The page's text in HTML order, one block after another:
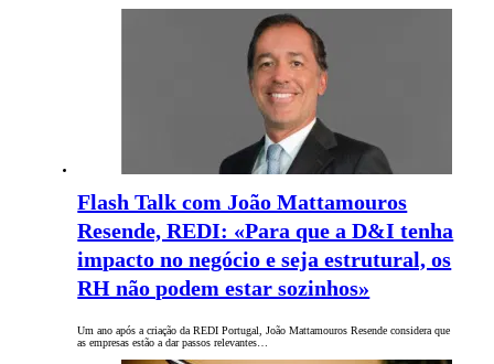
Flash Talk com João Mattamouros
Resende, REDI: «Para que a D&I tenha
impacto no negócio e seja estrutural, os
RH não podem estar sozinhos»
Um ano após a criação da REDI Portugal, João Mattamouros Resende considera que
as empresas estão a dar passos relevantes…